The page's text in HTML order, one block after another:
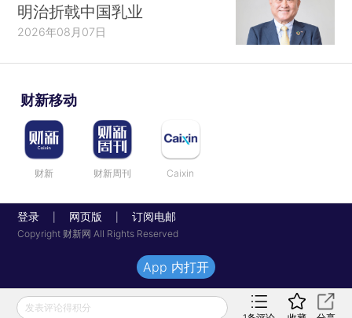
明治折戟中国乳业
2026年08月07日
财新移动
财新 财新周刊 Caixin
登录 网页版 订阅电邮
Copyright 财新网 All Rights Reserved
发表评论得积分
App 内打开